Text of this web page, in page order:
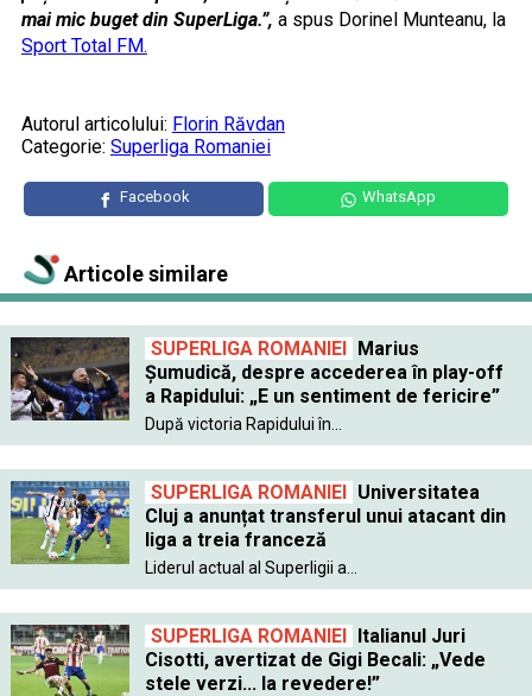
mai mic buget din SuperLiga.”, a spus Dorinel Munteanu, la
Sport Total FM.
Autorul articolului: Florin Răvdan
Categorie: Superliga Romaniei
Facebook WhatsApp
Articole similare
SUPERLIGA ROMANIEI Marius
Șumudică, despre accederea în play-off
a Rapidului: „E un sentiment de fericire”
După victoria Rapidului în...
SUPERLIGA ROMANIEI Universitatea
Cluj a anunțat transferul unui atacant din
liga a treia franceză
Liderul actual al Superligii a...
SUPERLIGA ROMANIEI Italianul Juri
Cisotti, avertizat de Gigi Becali: „Vede
stele verzi... la revedere!”